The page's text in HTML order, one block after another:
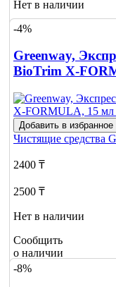
Нет в наличии
Сообщить
-4%
Greenway,
BioTrim X-
Добавить в избранное
Чистящие средства
2400 ₸
2500 ₸
Нет в наличии
Сообщить
о наличии
-8%